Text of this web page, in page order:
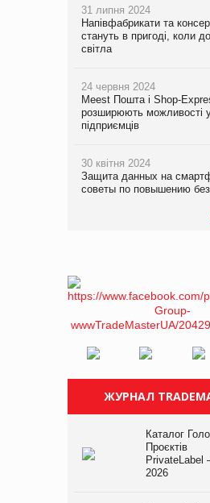
31 липня 2024
Напівфабрикати та
стануть в пригоді, коли
світла
24 червня 2024
Meest Пошта і Shop-
розширюють можливості
підприємців
30 квітня 2024
Защита данных на
советы по повышению
ЖУРНАЛ
Каталог
Проєктів
PrivateLabel
2026